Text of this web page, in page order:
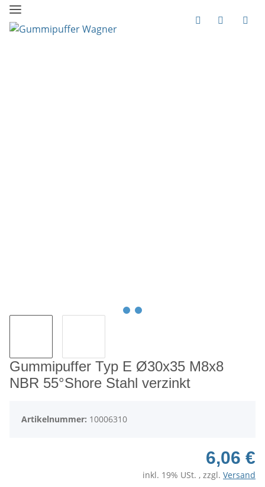
Gummipuffer Typ E Ø30x35 M8x8
NBR 55°Shore Stahl verzinkt
Artikelnummer: 10006310
6,06 €
inkl. 19% USt. , zzgl. Versand